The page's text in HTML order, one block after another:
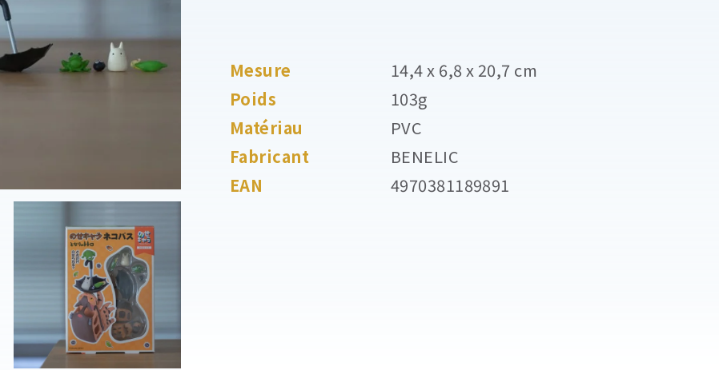
Mesure
14,4 x 6,8 x 20,7 cm
Poids
103g
Matériau
PVC
Fabricant
BENELIC
EAN
4970381189891